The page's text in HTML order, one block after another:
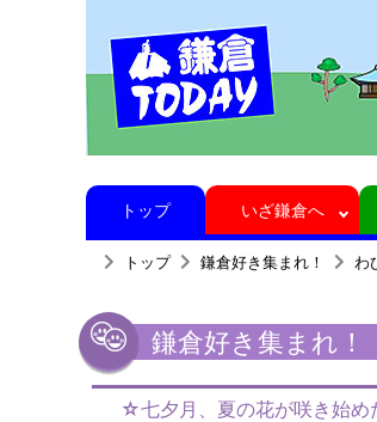
トップ いざ鎌倉へ
トップ 鎌倉好き集まれ！ わ
鎌倉好き集まれ！
☆七夕月、夏の花が咲き始め